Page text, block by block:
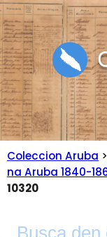
Coleccion Aruba >
na Aruba 1840-
10320